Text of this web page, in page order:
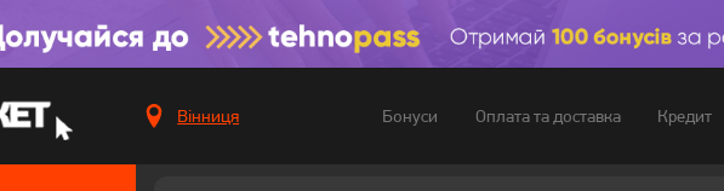
Вінниця Бонуси Оплата та доставка Кредит